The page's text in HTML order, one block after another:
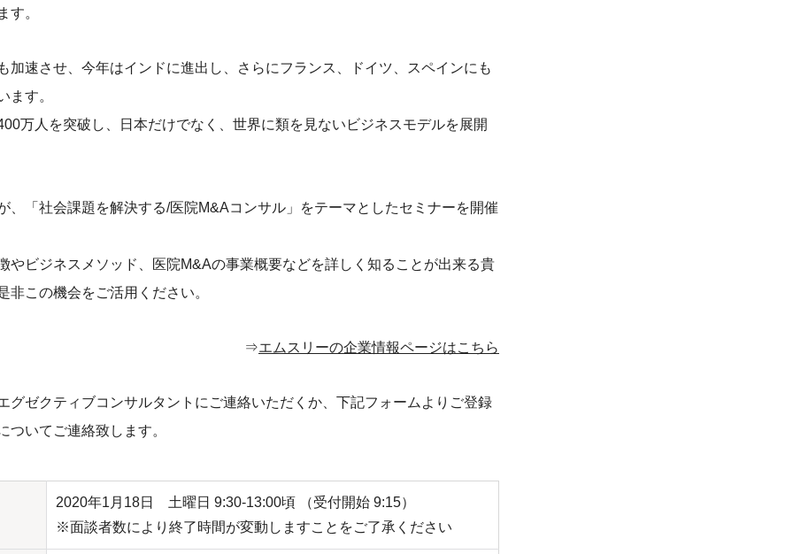
す。
加速させ、今年はインドに進出し、さらにフランス、ドイツ、スペインにも
ます。
万人を突破し、日本だけでなく、世界に類を見ないビジネスモデルを展開
、「社会課題を解決する/医院M&Aコンサル」をテーマとしたセミナーを開催
やビジネスメソッド、医院M&Aの事業概要などを詳しく知ることが出来る貴
非この機会をご活用ください。
⇒エムスリーの企業情報ページはこちら
グゼクティブコンサルタントにご連絡いただくか、下記フォームよりご登録
ついてご連絡致します。
2020年1月18日 土曜日 9:30-13:00頃 （受付開始 9:15）
※面談者数により終了時間が変動しますことをご了承ください